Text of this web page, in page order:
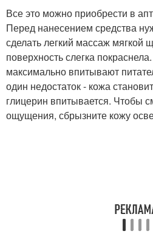
Все это можно приобрести в
Перед нанесением средства
сделать легкий массаж мягкой
поверхность слегка
максимально впитывают
один недостаток - кожа
глицерин впитывается. Чтобы
ощущения, сбрызните кожу